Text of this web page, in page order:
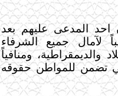
المدعى عليهم بعد
لآمال جميع الشرفاء
والديمقراطية، ومنافياً
تضمن للمواطن حقوقه